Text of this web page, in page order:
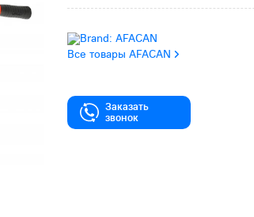
Все товары AFACAN
Заказать
звонок